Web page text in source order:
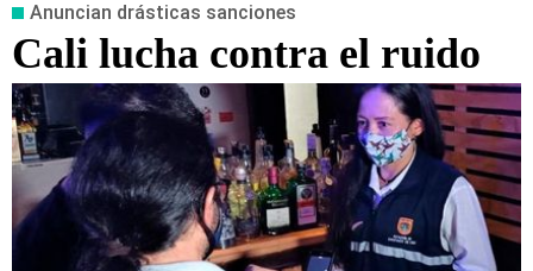
Anuncian drásticas sanciones
Cali lucha contra el ruido